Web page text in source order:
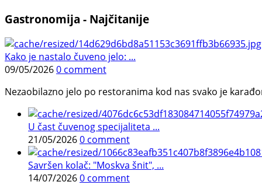
Gastronomija - Najčitanije
Kako je nastalo čuveno jelo: ...
09/05/20260 comment
Nezaobilazno jelo po restoranima kod nas svako je
U čast čuvenog specijaliteta ...
21/05/20260 comment
Savršen kolač: "Moskva šnit", ...
14/07/20260 comment